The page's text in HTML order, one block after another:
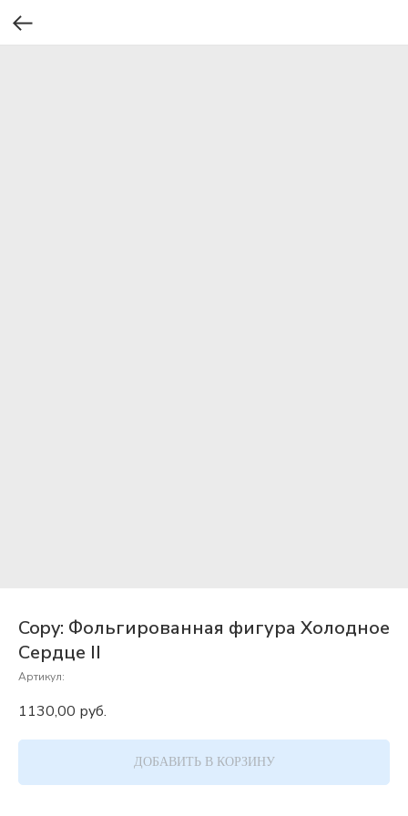
Copy: Фольгированная фигура Холодное
Cердце II
Артикул:
1130,00 руб.
ДОБАВИТЬ В КОРЗИНУ